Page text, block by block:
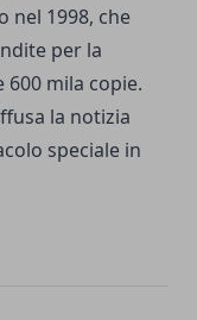
nel 1998, che
per la
mila copie.
la notizia
speciale in